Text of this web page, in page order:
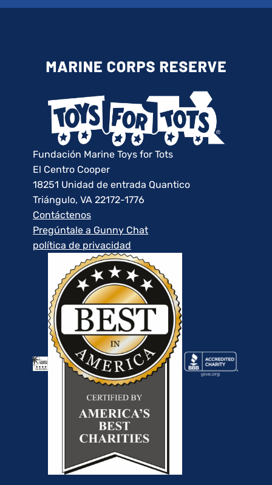
Fundación Marine Toys for Tots
El Centro Cooper
18251 Unidad de entrada Quantico
Triángulo, VA 22172-1776
Contáctenos
Pregúntale a Gunny Chat
política de privacidad